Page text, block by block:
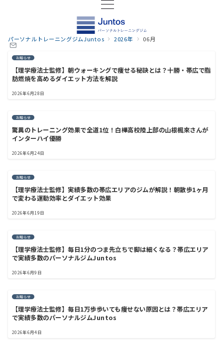
パーソナルトレーニングジムJuntos 2026年 06月
お知らせ
【理学療法士監修】朝ウォーキングで痩せる秘訣とは？十勝・帯広で脂
肪燃焼を高めるダイエット方法を解説
2026年6月28日
お知らせ
驚異のトレーニング効果で全道1位！白樺高校陸上部の山根楓來さんが
インターハイ優勝
2026年6月24日
お知らせ
【理学療法士監修】実績多数の帯広エリアのジムが解説！朝散歩1ヶ月
で変わる運動効率とダイエット効果
2026年6月19日
お知らせ
【理学療法士監修】毎日1分のつま先立ちで脚は細くなる？帯広エリア
で実績多数のパーソナルジムJuntos
2026年6月9日
お知らせ
【理学療法士監修】毎日1万歩歩いても痩せない原因とは？帯広エリア
で実績多数のパーソナルジムJuntos
2026年6月4日